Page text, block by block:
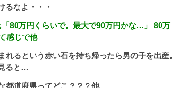
るなよ・・・
80万円くらいで。最大で90万円かな…」 80万
感じで他
るという赤い石を持ち帰ったら男の子を出産。
ると…
都道府県ってどこ？？？他